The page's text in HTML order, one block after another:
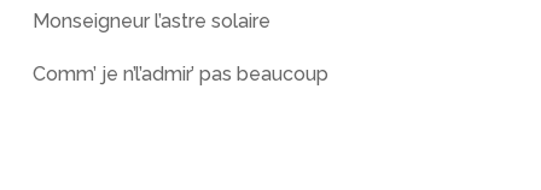
Monseigneur l’astre solaire
Comm’ je n’l’admir’ pas beaucoup